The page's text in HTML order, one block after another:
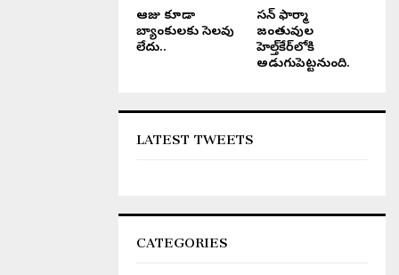
ఆరోజు కూడా
బ్యాంకులకు సెలవు
లేదు..
సన్ ఫార్మా
జంతువుల
హెల్త్‌కేర్‌లోకి
అడుగుపెట్టనుంది.
LATEST TWEETS
CATEGORIES